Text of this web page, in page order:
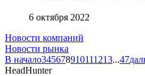
6 октября 2022
Новости компаний
Новости рынка
В начало345678910111213...47
HeadHunter